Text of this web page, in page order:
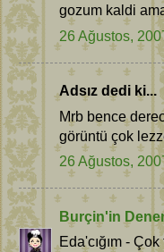
gozum kaldi
26 Ağustos,
Adsız dedi ki...
Mrb bence
görüntü çok
26 Ağustos,
Burçin'in
Eda'cığım -